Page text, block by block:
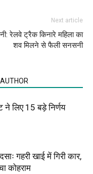
Next article
रेलवे ट्रैक किनारे महिला का
शव मिलने से फैली सनसनी
ने लिए 15 बड़े निर्णय
गहरी खाई में गिरी कार,
कोहराम